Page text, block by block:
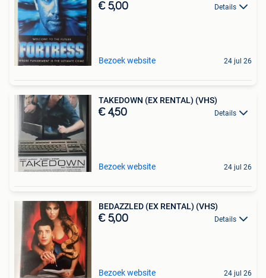
€ 5,00 Details
Bezoek website 24 jul 26
TAKEDOWN (EX RENTAL) (VHS)
€ 4,50 Details
Bezoek website 24 jul 26
BEDAZZLED (EX RENTAL) (VHS)
€ 5,00 Details
Bezoek website 24 jul 26